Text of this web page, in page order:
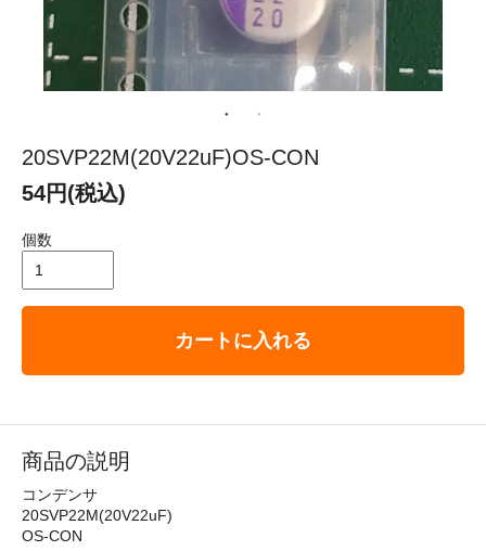
20SVP22M(20V22uF)OS-CON
54円(税込)
個数
カートに入れる
商品の説明
コンデンサ
20SVP22M(20V22uF)
OS-CON